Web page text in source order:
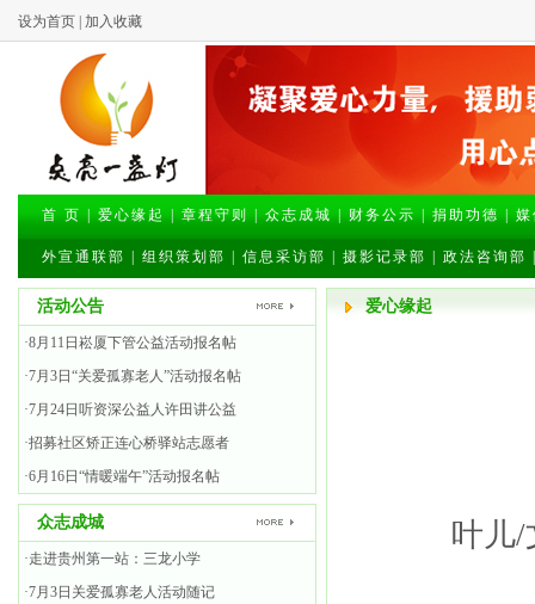
设为首页 加入收藏
首 页 爱心缘起 章程守则 众志成城 财务公示 捐助功德
外宣通联部 组织策划部 信息采访部 摄影记录部 政法咨询部
活动公告
·8月11日崧厦下管公益活动报名帖
·7月3日“关爱孤寡老人”活动报名帖
·7月24日听资深公益人许田讲公益
·招募社区矫正连心桥驿站志愿者
·6月16日“情暖端午”活动报名帖
众志成城
·走进贵州第一站：三龙小学
·7月3日关爱孤寡老人活动随记
爱心缘起
叶儿/